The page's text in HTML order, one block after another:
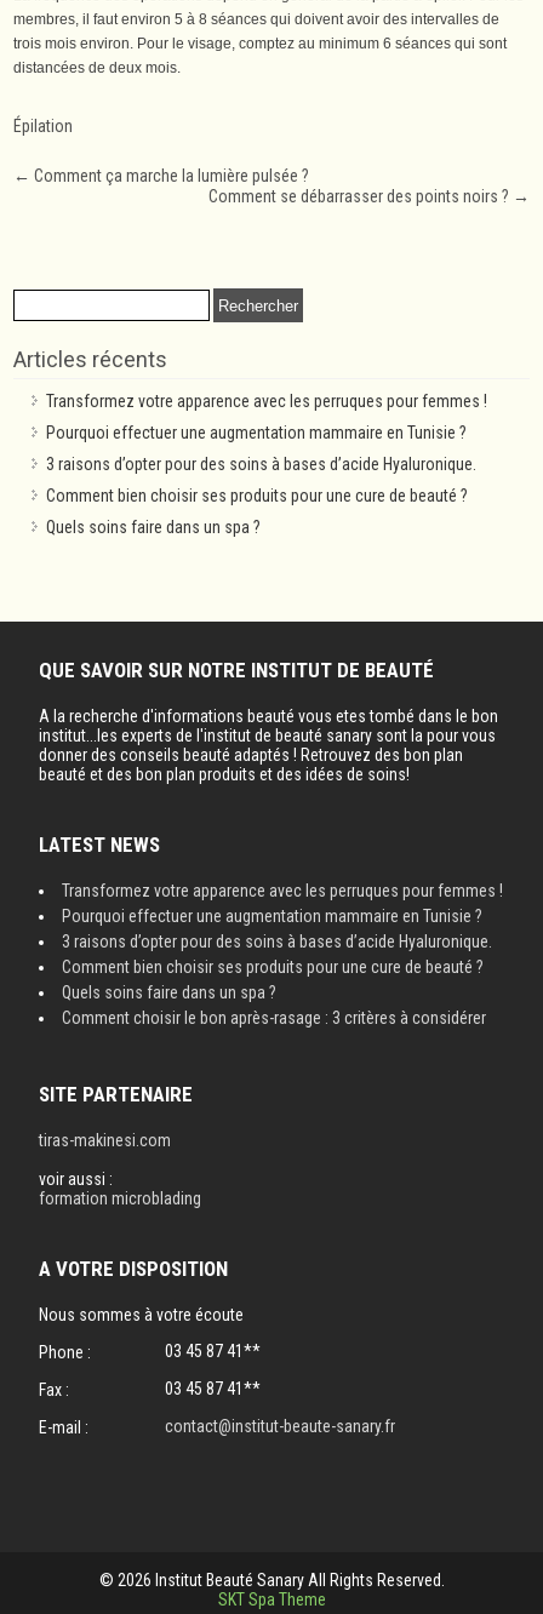
membres, il faut environ 5 à 8 séances qui doivent avoir des intervalles de
trois mois environ. Pour le visage, comptez au minimum 6 séances qui sont
distancées de deux mois.
Épilation
Post
← Comment ça marche la lumière pulsée ?
Comment se débarrasser des points noirs ? →
Rechercher :
Articles récents
Transformez votre apparence avec les perruques pour femmes !
Pourquoi effectuer une augmentation mammaire en Tunisie ?
3 raisons d’opter pour des soins à bases d’acide Hyaluronique.
Comment bien choisir ses produits pour une cure de beauté ?
Quels soins faire dans un spa ?
QUE SAVOIR SUR NOTRE INSTITUT DE BEAUTÉ
A la recherche d'informations beauté vous etes tombé dans le bon
institut...les experts de l'institut de beauté sanary sont la pour vous
donner des conseils beauté adaptés ! Retrouvez des bon plan
beauté et des bon plan produits et des idées de soins!
LATEST NEWS
Transformez votre apparence avec les perruques pour femmes !
Pourquoi effectuer une augmentation mammaire en Tunisie ?
3 raisons d’opter pour des soins à bases d’acide Hyaluronique.
Comment bien choisir ses produits pour une cure de beauté ?
Quels soins faire dans un spa ?
Comment choisir le bon après-rasage : 3 critères à considérer
SITE PARTENAIRE
tiras-makinesi.com
voir aussi :
formation microblading
A VOTRE DISPOSITION
Nous sommes à votre écoute
Phone :
03 45 87 41**
Fax :
03 45 87 41**
E-mail :
contact@institut-beaute-sanary.fr
© 2026 Institut Beauté Sanary All Rights Reserved.
SKT Spa Theme